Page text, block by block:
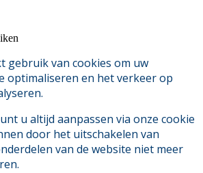
gebruik van cookies om uw
optimaliseren en het verkeer op
u altijd aanpassen via onze cookie
door het uitschakelen van
van de website niet meer